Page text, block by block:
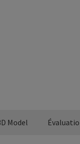
Model